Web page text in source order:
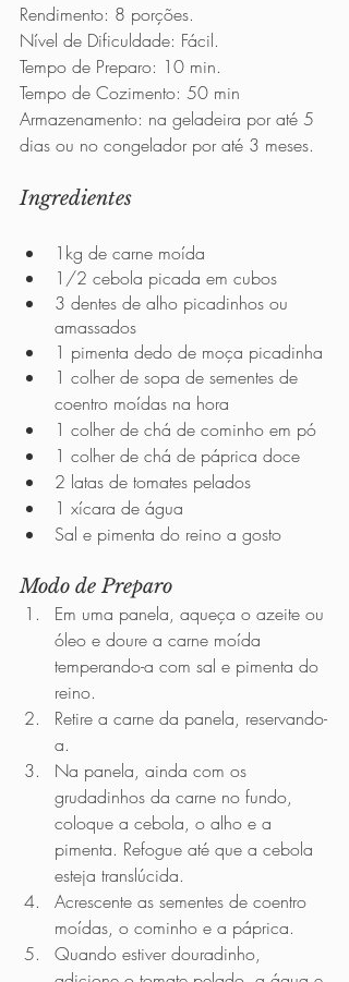
Rendimento: 8 porções.
Nível de Dificuldade: Fácil.
Tempo de Preparo: 10 min.
Tempo de Cozimento: 50 min
Armazenamento: na geladeira por até 5
dias ou no congelador por até 3 meses.
Ingredientes
1kg de carne moída
1/2 cebola picada em cubos
3 dentes de alho picadinhos ou
amassados
1 pimenta dedo de moça picadinha
1 colher de sopa de sementes de
coentro moídas na hora
1 colher de chá de cominho em pó
1 colher de chá de páprica doce
2 latas de tomates pelados
1 xícara de água
Sal e pimenta do reino a gosto
Modo de Preparo
Em uma panela, aqueça o azeite ou
óleo e doure a carne moída
temperando-a com sal e pimenta do
reino.
Retire a carne da panela, reservando-
a.
Na panela, ainda com os
grudadinhos da carne no fundo,
coloque a cebola, o alho e a
pimenta. Refogue até que a cebola
esteja translúcida.
Acrescente as sementes de coentro
moídas, o cominho e a páprica.
Quando estiver douradinho,